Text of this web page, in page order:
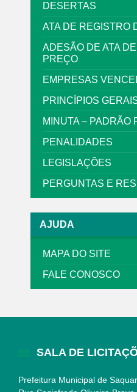
DESERTAS
ATA DE REGISTRO
ADESÃO DE ATA
PREÇO
EMPRESAS
PRINCÍPIOS
MINUTA – PADRÃO
PENALIDADES
LEGISLAÇÕES
PERGUNTAS E
AJUDA
MAPA DO SITE
FALE CONOSCO
SALA DE
Prefeitura Municipal de